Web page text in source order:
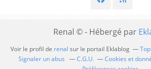
Renal © - Hébergé par
Voir le profil de renal sur le portail Eklablog
Signaler un abus
C.G.U.
Cookies et